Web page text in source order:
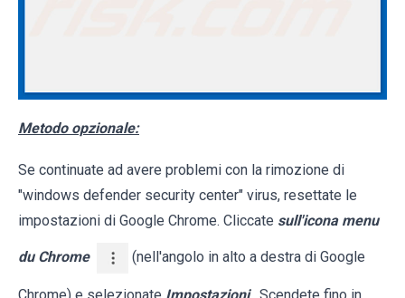
Metodo opzionale:
Se continuate ad avere problemi con la rimozione di
"windows defender security center" virus, resettate le
impostazioni di Google Chrome. Cliccate sull'icona menu
du Chrome (nell'angolo in alto a destra di Google